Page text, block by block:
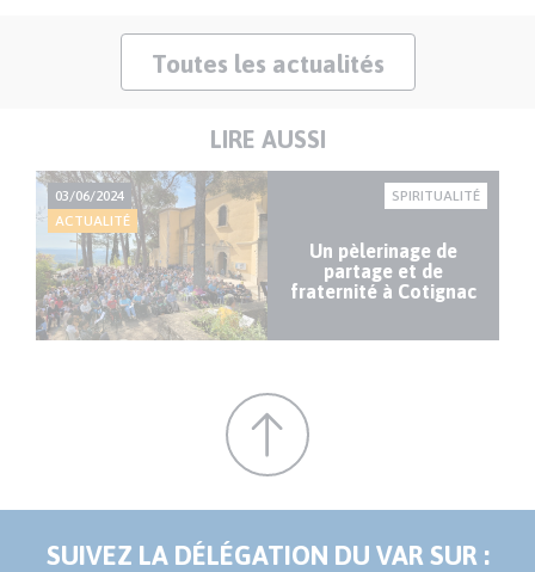
Toutes les actualités
LIRE AUSSI
03/06/2024
ACTUALITÉ
SPIRITUALITÉ
Un pèlerinage de
partage et de
fraternité à Cotignac
SUIVEZ LA DÉLÉGATION DU VAR SUR :